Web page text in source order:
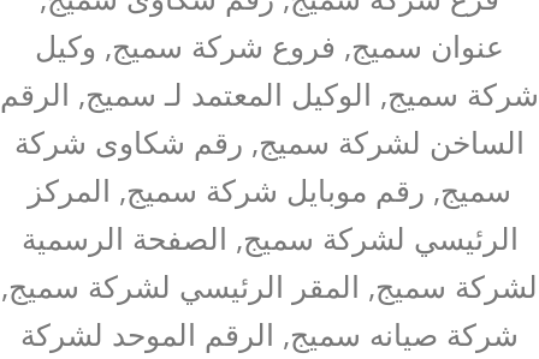
عنوان سميج, فروع شركة سميج, وكيل
شركة سميج, الوكيل المعتمد لـ سميج, الرقم
الساخن لشركة سميج, رقم شكاوى شركة
سميج, رقم موبايل شركة سميج, المركز
الرئيسي لشركة سميج, الصفحة الرسمية
لشركة سميج, المقر الرئيسي لشركة سميج,
شركة صيانه سميج, الرقم الموحد لشركة